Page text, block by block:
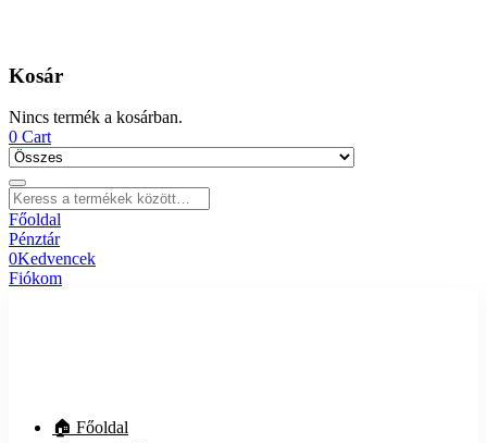
Kosár
Nincs termék a kosárban.
0 Cart
Főoldal
Pénztár
0Kedvencek
Fiókom
🏠 Főoldal